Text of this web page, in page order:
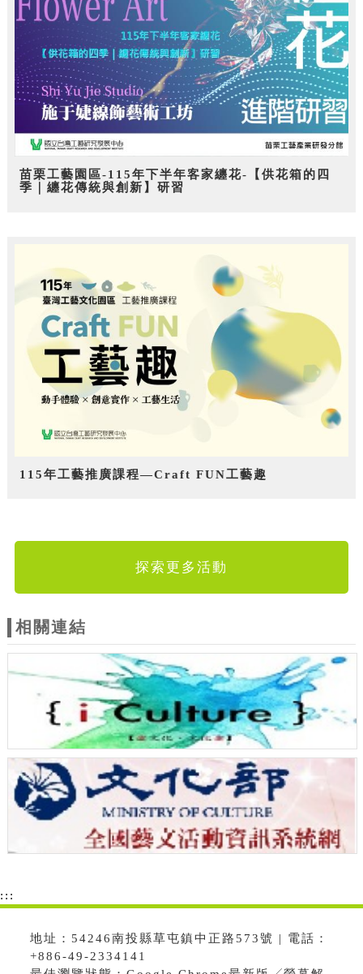
苗栗工藝園區-115年下半年客家纏花-【供花箱的四
季｜纏花傳統與創新】研習
115年工藝推廣課程—Craft FUN工藝趣
探索更多活動
相關連結
:::
地址：54246南投縣草屯鎮中正路573號 | 電話：
+886-49-2334141